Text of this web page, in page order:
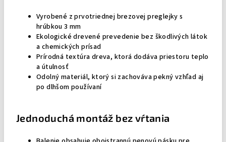
Vyrobené z prvotriednej brezovej preglejky s
hrúbkou 3 mm
Ekologické drevené prevedenie bez škodlivých látok
a chemických prísad
Prírodná textúra dreva, ktorá dodáva priestoru teplo
a útulnosť
Odolný materiál, ktorý si zachováva pekný vzhľad aj
po dlhšom používaní
Jednoduchá montáž bez vŕtania